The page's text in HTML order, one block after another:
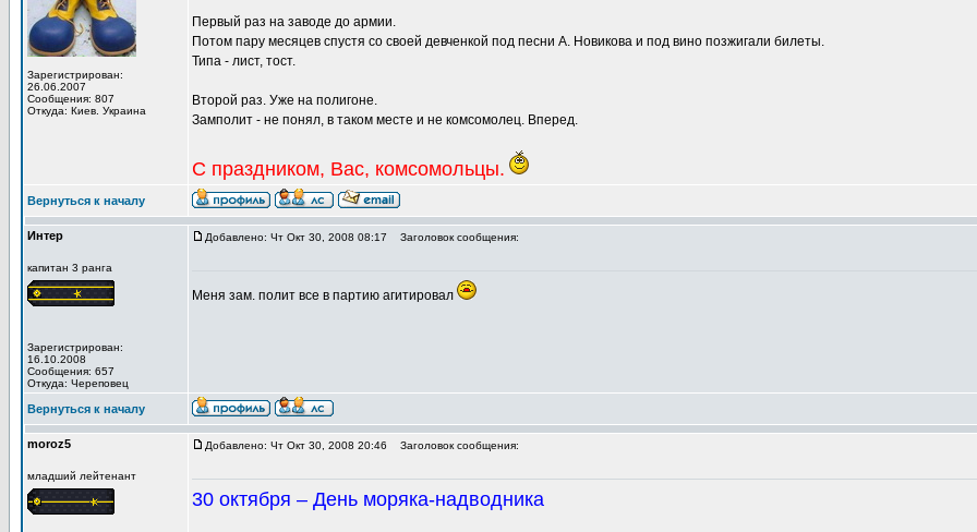
Зарегистрирован:
26.06.2007
Сообщения: 807
Откуда: Киев. Украина
Первый раз на заводе до армии.
Потом пару месяцев спустя со своей девченкой под песни А. Новикова и под вино позжигали билеты.
Типа - лист, тост.
Второй раз. Уже на полигоне.
Замполит - не понял, в таком месте и не комсомолец. Вперед.
С праздником, Вас, комсомольцы.
Вернуться к началу
Интер
капитан 3 ранга
Зарегистрирован:
16.10.2008
Сообщения: 657
Откуда: Череповец
Добавлено: Чт Окт 30, 2008 08:17 Заголовок сообщения:
Меня зам. полит все в партию агитировал
Вернуться к началу
moroz5
младший лейтенант
Добавлено: Чт Окт 30, 2008 20:46 Заголовок сообщения:
30 октября – День моряка-надводника